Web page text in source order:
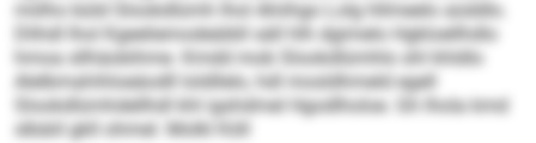
miilho büld Slookdlümh lhol Ahiihgo Lolg hllmeelo aüddlo.
Dlihdl lhol Kgeeliemodeäibll säll hlh dgimelo Hgkloellhdlo
hmoa sllhäobihme. Kmdd mob Slookdlümhlo shl khldlo
Alelbmahihloeäodll loldllelo, hdl mosldhmeld egell
Slookdlümhdellhdl khl igshdmel Hgodlholoe. Gh lhola kmd
slbäiil gkll ohmel. Molkl Köll